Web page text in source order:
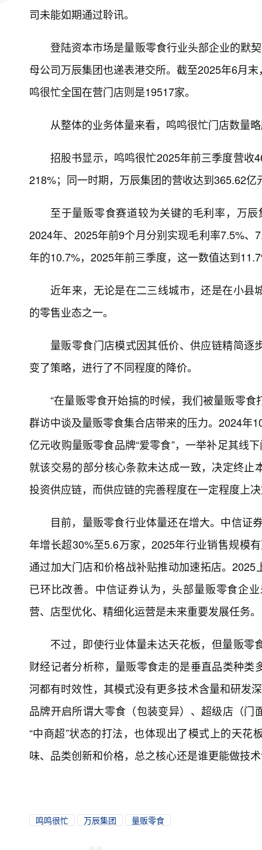
司未能如期通过聆讯。
登陆资本市场是量贩零食行业头部企业的
母公司万辰集团也递表港交所。截至2025年6月
鸣很忙全国在营门店则是19517家。
从整体的业务体量来看，鸣鸣很忙门店数量
招股书显示，鸣鸣很忙2025年前三季度营收
218%；同一时期，万辰集团的营收达到365.62
至于量贩零食赛道较为关键的毛利率，万
2024年、2025年前9个月分别实现毛利率7.5%
年的10.7%，2025年前三季度，这一数值达到
近年来，无论是在二三线城市，还是在小
的零售业态之一。
量贩零食门店模式因其低价、供应链精简
变了策略，进行了不同程度的降价。
“在量贩零食开始搞的时候，我们被量贩零
群访中谈及量贩零食集合店带来的压力。2024年
亿元收购量贩零食品牌“爱零食”，一举补足其线
就该交易的部分核心条款未达成一致，决定终
投资供应链，而供应链的完善程度在一定程度上
目前，量贩零食行业体量还在增大。中信证
年增长超30%至5.6万家，2025年行业销售规模
通过加大门店和价格战补贴推动加速拓店。
已环比改善。中信证券认为，头部量贩零食企
营、店型优化、精细化运营是未来重要发展任务。
不过，即使行业体量未达天花板，但量贩
财经记者分析称，量贩零食走的是垂直品类种
河都有时效性，其模式没有更多技术含量和研发
品牌开启所谓大零食（包装变异）、超级店（
“中商超”状态的打法，也体现出了模式上的天
味、品类创新和价格，总之核心还是谁更能做技
鸣鸣很忙 万辰集团 量贩零食